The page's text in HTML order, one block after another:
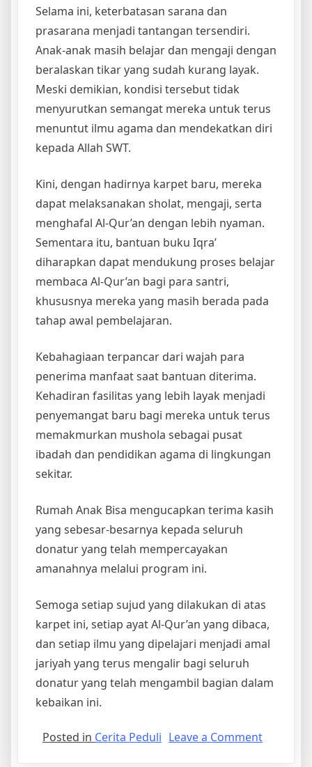
Selama ini, keterbatasan sarana dan
prasarana menjadi tantangan tersendiri.
Anak-anak masih belajar dan mengaji dengan
beralaskan tikar yang sudah kurang layak.
Meski demikian, kondisi tersebut tidak
menyurutkan semangat mereka untuk terus
menuntut ilmu agama dan mendekatkan diri
kepada Allah SWT.
Kini, dengan hadirnya karpet baru, mereka
dapat melaksanakan sholat, mengaji, serta
menghafal Al-Qur’an dengan lebih nyaman.
Sementara itu, bantuan buku Iqra’
diharapkan dapat mendukung proses belajar
membaca Al-Qur’an bagi para santri,
khususnya mereka yang masih berada pada
tahap awal pembelajaran.
Kebahagiaan terpancar dari wajah para
penerima manfaat saat bantuan diterima.
Kehadiran fasilitas yang lebih layak menjadi
penyemangat baru bagi mereka untuk terus
memakmurkan mushola sebagai pusat
ibadah dan pendidikan agama di lingkungan
sekitar.
Rumah Anak Bisa mengucapkan terima kasih
yang sebesar-besarnya kepada seluruh
donatur yang telah mempercayakan
amanahnya melalui program ini.
Semoga setiap sujud yang dilakukan di atas
karpet ini, setiap ayat Al-Qur’an yang dibaca,
dan setiap ilmu yang dipelajari menjadi amal
jariyah yang terus mengalir bagi seluruh
donatur yang telah mengambil bagian dalam
kebaikan ini.
Posted in Cerita Peduli Leave a Commenton